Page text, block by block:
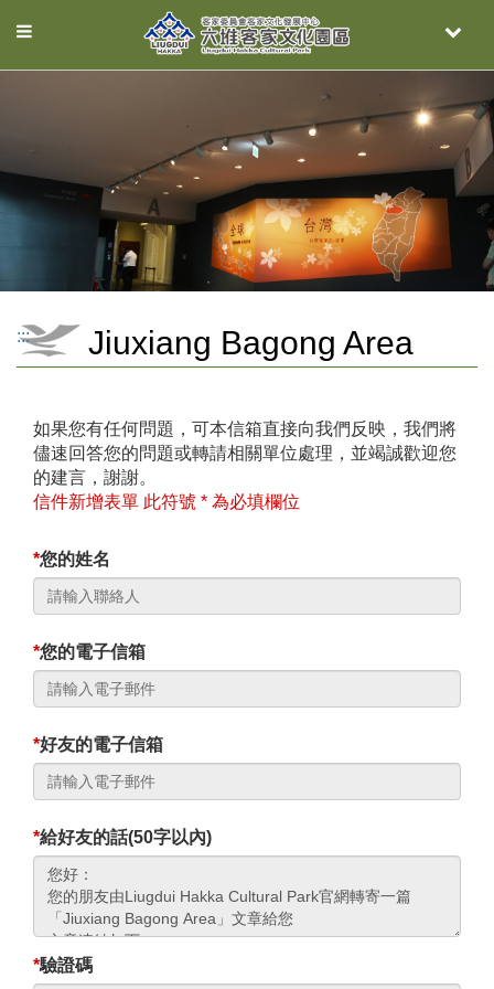
Toggle
Toggle
::: Jiuxiang Bagong Area
如果您有任何問題，可本信箱直接向我們反映，我們將
儘速回答您的問題或轉請相關單位處理，並竭誠歡迎您
的建言，謝謝。
信件新增表單 此符號 * 為必填欄位
*您的姓名
*您的電子信箱
*好友的電子信箱
*給好友的話(50字以內)
*驗證碼